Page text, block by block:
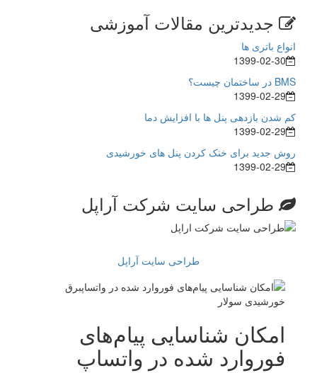
جدیدترین مقالات آموزشی
انواع باتری ها
1399-02-30
BMS در ساختمان چیست؟
1399-02-29
کم شدن بازدهی پنل ها با افزایش دما
1399-02-29
روش جدید برای خنک کردن پنل های خورشیدی
1399-02-29
طراحی سایت شرکت آراپل
طراحی سایت آراپل
امکان شناسایی پیام‌های
فوروارد شده در واتساپ